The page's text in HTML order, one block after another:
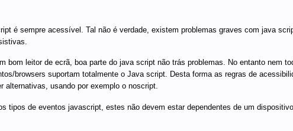
é sempre acessível. Tal não é verdade, existem problemas graves com java
bom leitor de ecrã, boa parte do java script não trás problemas. No entanto nem
browsers suportam totalmente o Java script. Desta forma as regras de
alternativas, usando por exemplo o noscript.
tipos de eventos javascript, estes não devem estar dependentes de um